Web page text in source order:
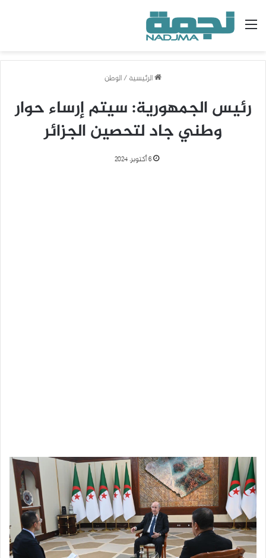
القائمة
الرئيسية/الوطن
رئيس الجمهورية: سيتم إرساء حوار
وطني جاد لتحصين الجزائر
6 أكتوبر، 2024